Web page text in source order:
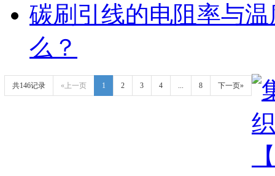
碳刷引线的电阻率与
么？
共146记录 «上一页 1 2 3 4 8 下一页»